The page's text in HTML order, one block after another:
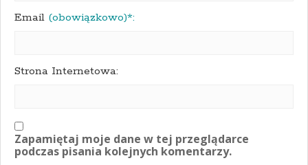
Email (obowiązkowo)*:
Strona Internetowa:
Zapamiętaj moje dane w tej przeglądarce
podczas pisania kolejnych komentarzy.